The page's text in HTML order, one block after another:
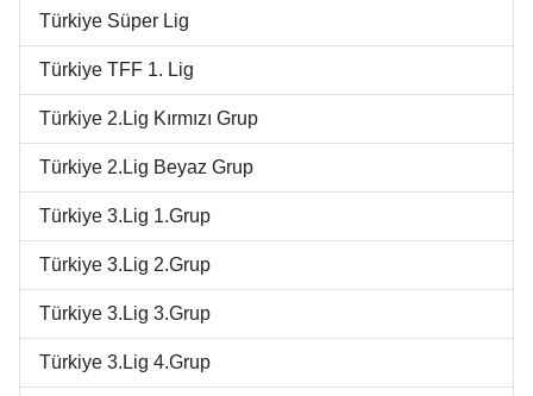
Türkiye Süper Lig
Türkiye TFF 1. Lig
Türkiye 2.Lig Kırmızı Grup
Türkiye 2.Lig Beyaz Grup
Türkiye 3.Lig 1.Grup
Türkiye 3.Lig 2.Grup
Türkiye 3.Lig 3.Grup
Türkiye 3.Lig 4.Grup